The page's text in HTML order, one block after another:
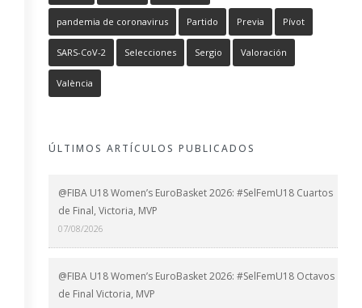
pandemia de coronavirus Partido Previa Pívot
SARS-CoV-2 Selecciones Sergio Valoración
València
ÚLTIMOS ARTÍCULOS PUBLICADOS
@FIBA U18 Women’s EuroBasket 2026: #SelFemU18 Cuartos
de Final, Victoria, MVP
07/08/2026
@FIBA U18 Women’s EuroBasket 2026: #SelFemU18 Octavos
de Final Victoria, MVP